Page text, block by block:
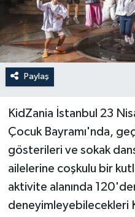
Paylaş
KidZania İstanbul 23
Çocuk Bayramı'nda,
gösterileri ve sokak
ailelerine coşkulu bir
aktivite alanında
deneyimleyebilecekleri
Siyaset
Spor
Türkiye